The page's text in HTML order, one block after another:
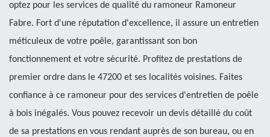
optez pour les services de qualité du ramoneur Ramoneur
Fabre. Fort d'une réputation d'excellence, il assure un entretien
méticuleux de votre poêle, garantissant son bon
fonctionnement et votre sécurité. Profitez de prestations de
premier ordre dans le 47200 et ses localités voisines. Faites
confiance à ce ramoneur pour des services d'entretien de poêle
à bois inégalés. Vous pouvez recevoir un devis détaillé du coût
de sa prestations en vous rendant auprès de son bureau, ou en